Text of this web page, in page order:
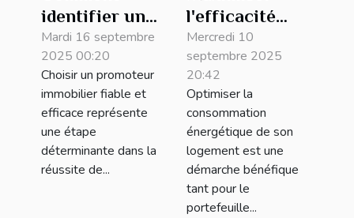
identifier un
promoteur
immobilier
fiable et
efficace ?
Mardi 16 septembre
2025 00:20
Choisir un promoteur
immobilier fiable et
efficace représente
une étape
déterminante dans la
réussite de...
l'efficacité
énergétique de
votre domicile :
astuces
essentielles
Mercredi 10
septembre 2025
20:42
Optimiser la
consommation
énergétique de son
logement est une
démarche bénéfique
tant pour le
portefeuille...